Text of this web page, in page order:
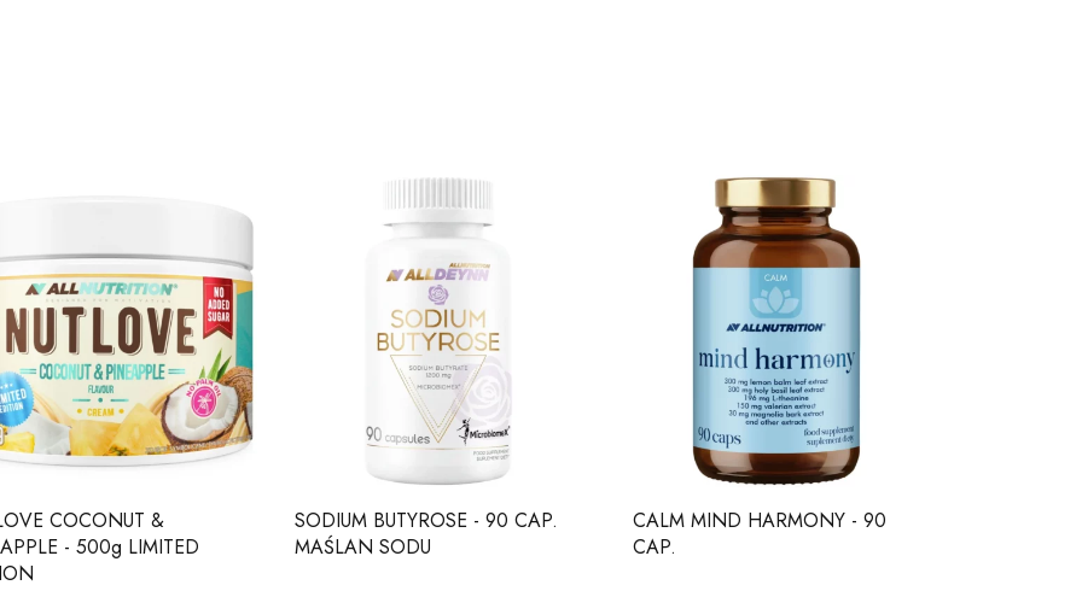
COCONUT &
- 500g LIMITED
SODIUM BUTYROSE - 90 CAP.
MAŚLAN SODU
CALM MIND HARMONY - 90
CAP.